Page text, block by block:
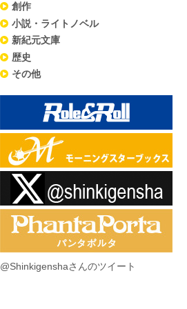
創作
小説・ライトノベル
新紀元文庫
歴史
その他
@Shinkigenshaさんのツイート